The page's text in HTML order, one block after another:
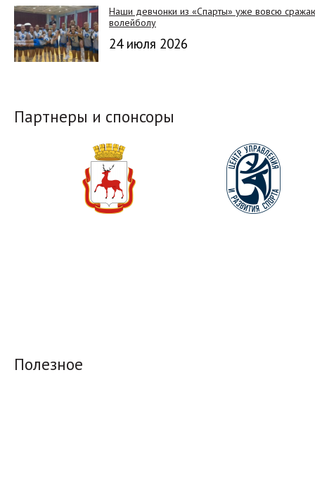
Наши девчонки из «Спарты» уже вовсю
волейболу
24 июля 2026
Партнеры и спонсоры
Полезное